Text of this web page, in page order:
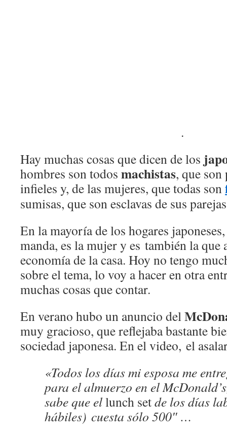
.
Hay muchas cosas que dicen de los
hombres son todos machistas, que
infieles y, de las mujeres, que todas son
sumisas, que son esclavas de sus
En la mayoría de los hogares
manda, es la mujer y es también la
economía de la casa. Hoy no tengo
sobre el tema, lo voy a hacer en otra
muchas cosas que contar.
En verano hubo un anuncio del
muy gracioso, que reflejaba bastante
sociedad japonesa. En el video, el
«Todos los días mi esposa me
para el almuerzo en el
sabe que ellunch setde los días
hábiles) cuesta sólo 500″ …